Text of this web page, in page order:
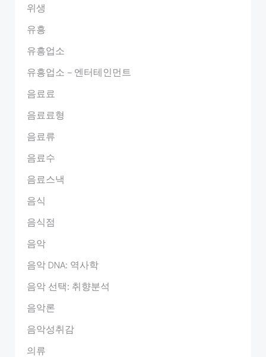
위생
유흥
유흥업소
유흥업소 – 엔터테인먼트
음료료
음료료형
음료류
음료수
음료스낵
음식
음식점
음악
음악 DNA: 역사학
음악 선택: 취향분석
음악론
음악성취감
의류